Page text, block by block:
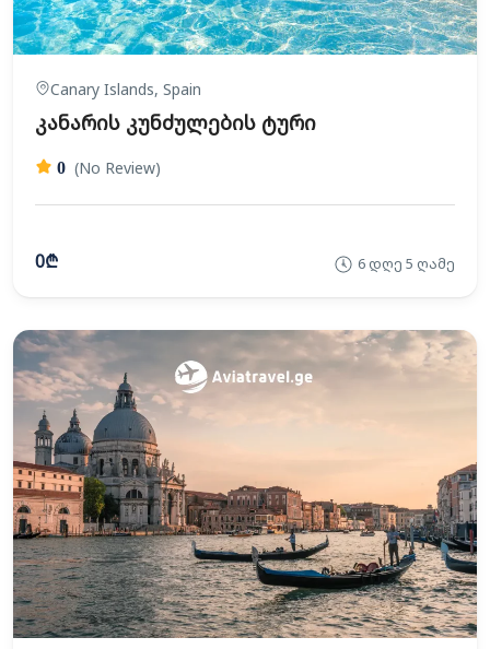
Canary Islands, Spain
კანარის კუნძულების ტური
0 (No Review)
0₾ 6 დღე 5 ღამე